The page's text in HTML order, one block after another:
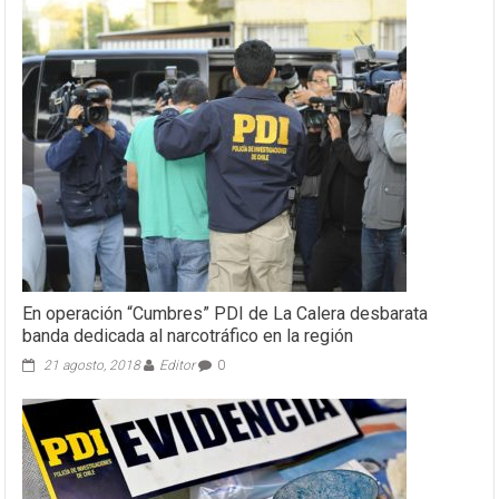
En operación “Cumbres” PDI de La Calera desbarata
banda dedicada al narcotráfico en la región
21 agosto, 2018 Editor 0